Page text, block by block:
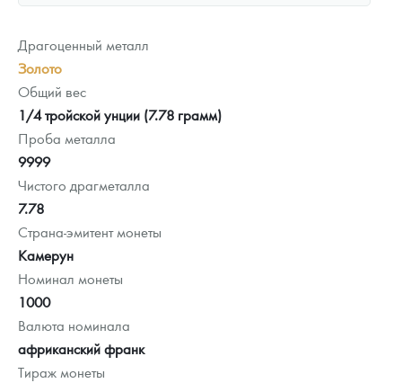
Драгоценный металл
Золото
Общий вес
1/4 тройской унции (7.78 грамм)
Проба металла
9999
Чистого драгметалла
7.78
Страна-эмитент монеты
Камерун
Номинал монеты
1000
Валюта номинала
африканский франк
Тираж монеты